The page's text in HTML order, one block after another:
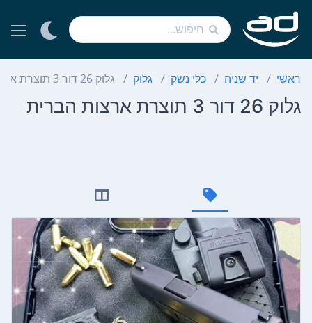
ראשי יד שניה כלי נשק גלוק גלוק 26 דור 3 תוצרת ארצות הברית
גלוק 26 דור 3 תוצרת ארצות הברית